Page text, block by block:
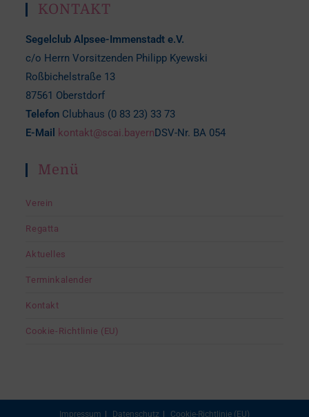
KONTAKT
Segelclub Alpsee-Immenstadt e.V.
c/o Herrn Vorsitzenden Philipp Kyewski
Roßbichelstraße 13
87561 Oberstdorf
Telefon Clubhaus (0 83 23) 33 73
E-Mail
kontakt@scai.bayernDSV-Nr. BA 054
Menü
Verein
Regatta
Aktuelles
Terminkalender
Kontakt
Cookie-Richtlinie (EU)
Impressum Datenschutz Cookie-Richtlinie (EU)